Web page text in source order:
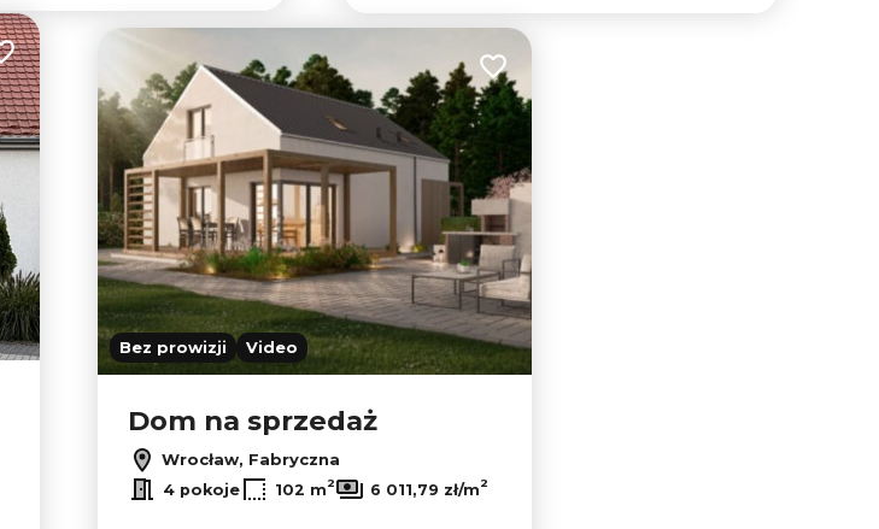
Dodaj do ulubionych
Bez prowizji Video
Dodaj do ulubionych
Dom na sprzedaż
Wrocław, Fabryczna
4 pokoje 102 m2 6 011,79 zł/m2